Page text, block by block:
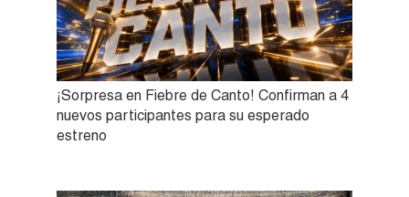
¡Sorpresa en Fiebre de Canto! Confirman a 4
nuevos participantes para su esperado
estreno